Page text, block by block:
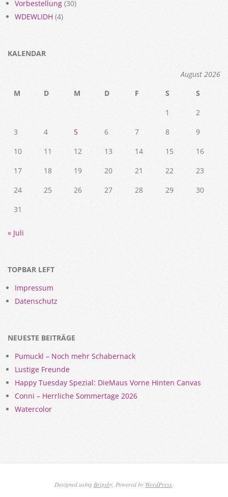
Vorbestellung (30)
WDEWLIDH (4)
KALENDAR
August 2026
M
D M D F S
S
1
2
3
4 5 6 7 8
9
10
11 12 13 14 15
16
17
18 19 20 21 22
23
24
25 26 27 28 29
30
31
« Juli
TOPBAR LEFT
Impressum
Datenschutz
NEUESTE BEITRÄGE
Pumuckl – Noch mehr Schabernack
Lustige Freunde
Happy Tuesday Spezial: DieMaus Vorne Hinten Canvas
Conni – Herrliche Sommertage 2026
Watercolor
Designed using Brigsby . Powered by WordPress